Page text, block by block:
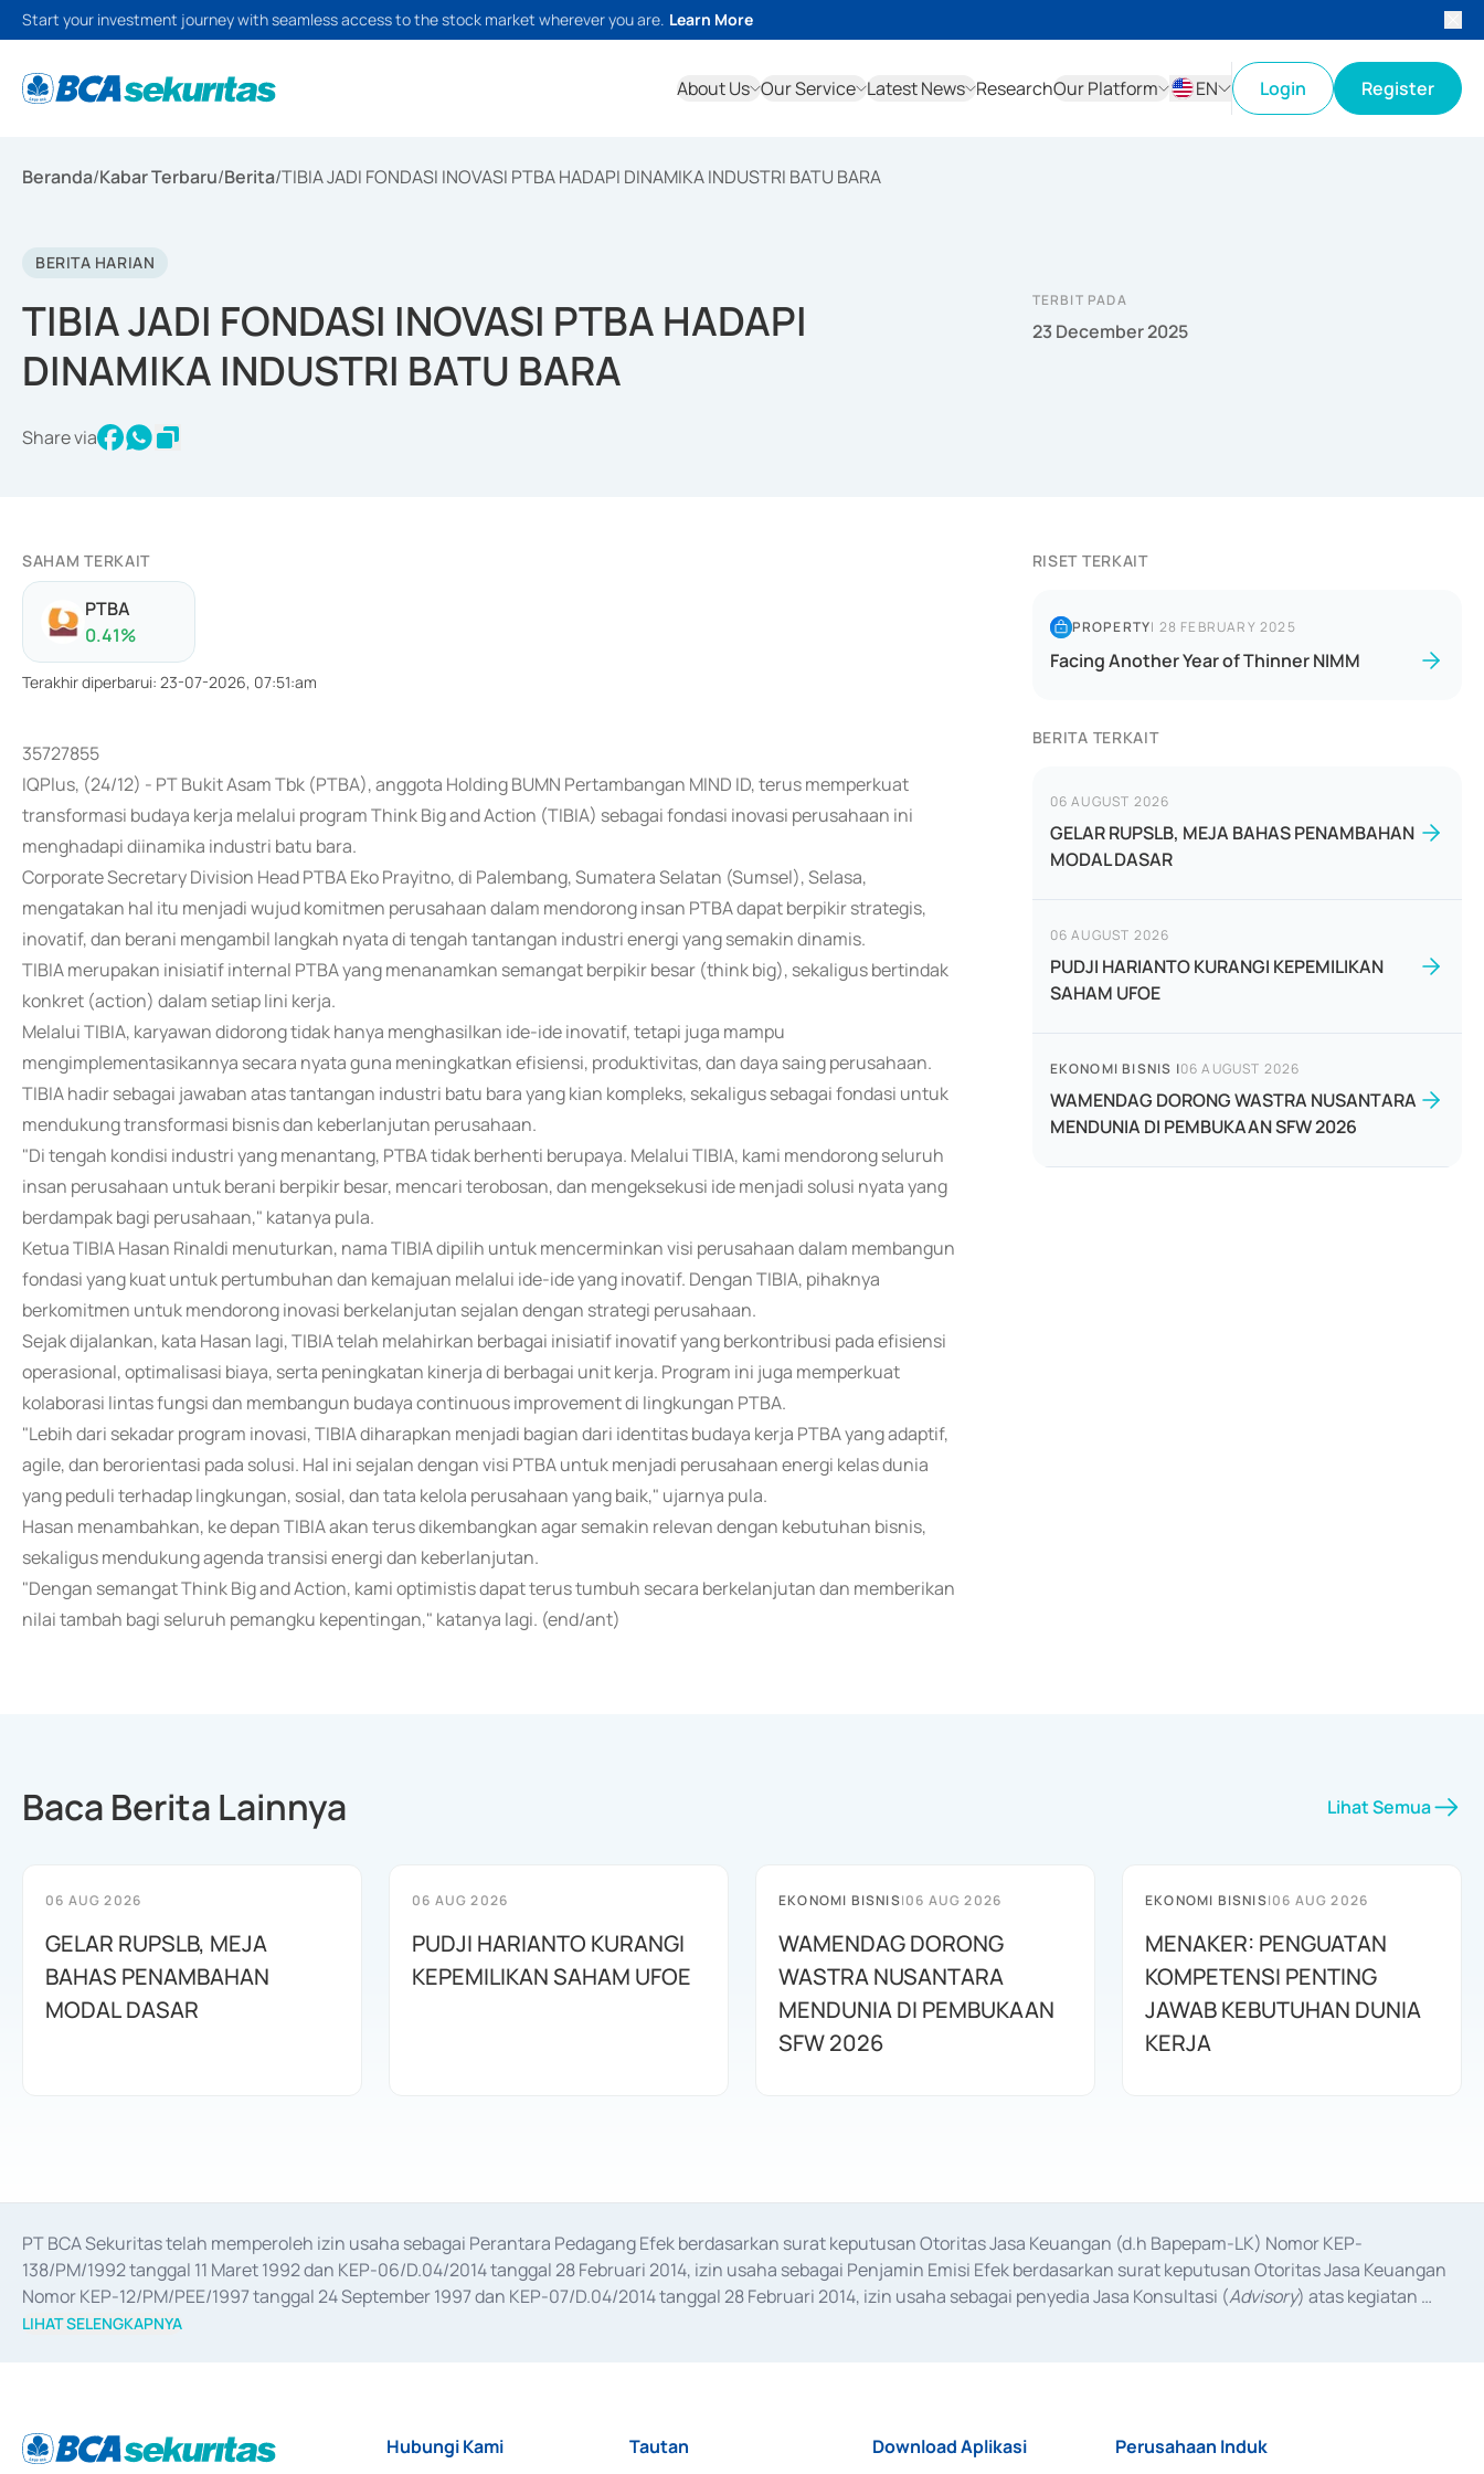
Start your investment journey with seamless access to the stock market wherever you are. Learn More
About Us Our Service Latest News ResearchOur Platform
EN
Login Register
Beranda/Kabar Terbaru/Berita/TIBIA JADI FONDASI INOVASI PTBA HADAPI DINAMIKA INDUSTRI BATU BARA
BERITA HARIAN
TIBIA JADI FONDASI INOVASI PTBA HADAPI
DINAMIKA INDUSTRI BATU BARA
Share via
TERBIT PADA
23 December 2025
SAHAM TERKAIT
PTBA
0.41%
Terakhir diperbarui: 23-07-2026, 07:51:am
35727855
IQPlus, (24/12) - PT Bukit Asam Tbk (PTBA), anggota Holding BUMN Pertambangan MIND ID, terus memperkuat
transformasi budaya kerja melalui program Think Big and Action (TIBIA) sebagai fondasi inovasi perusahaan ini
menghadapi diinamika industri batu bara.
Corporate Secretary Division Head PTBA Eko Prayitno, di Palembang, Sumatera Selatan (Sumsel), Selasa,
mengatakan hal itu menjadi wujud komitmen perusahaan dalam mendorong insan PTBA dapat berpikir strategis,
inovatif, dan berani mengambil langkah nyata di tengah tantangan industri energi yang semakin dinamis.
TIBIA merupakan inisiatif internal PTBA yang menanamkan semangat berpikir besar (think big), sekaligus bertindak
konkret (action) dalam setiap lini kerja.
Melalui TIBIA, karyawan didorong tidak hanya menghasilkan ide-ide inovatif, tetapi juga mampu
mengimplementasikannya secara nyata guna meningkatkan efisiensi, produktivitas, dan daya saing perusahaan.
TIBIA hadir sebagai jawaban atas tantangan industri batu bara yang kian kompleks, sekaligus sebagai fondasi untuk
mendukung transformasi bisnis dan keberlanjutan perusahaan.
"Di tengah kondisi industri yang menantang, PTBA tidak berhenti berupaya. Melalui TIBIA, kami mendorong seluruh
insan perusahaan untuk berani berpikir besar, mencari terobosan, dan mengeksekusi ide menjadi solusi nyata yang
berdampak bagi perusahaan," katanya pula.
Ketua TIBIA Hasan Rinaldi menuturkan, nama TIBIA dipilih untuk mencerminkan visi perusahaan dalam membangun
fondasi yang kuat untuk pertumbuhan dan kemajuan melalui ide-ide yang inovatif. Dengan TIBIA, pihaknya
berkomitmen untuk mendorong inovasi berkelanjutan sejalan dengan strategi perusahaan.
Sejak dijalankan, kata Hasan lagi, TIBIA telah melahirkan berbagai inisiatif inovatif yang berkontribusi pada efisiensi
operasional, optimalisasi biaya, serta peningkatan kinerja di berbagai unit kerja. Program ini juga memperkuat
kolaborasi lintas fungsi dan membangun budaya continuous improvement di lingkungan PTBA.
"Lebih dari sekadar program inovasi, TIBIA diharapkan menjadi bagian dari identitas budaya kerja PTBA yang adaptif,
agile, dan berorientasi pada solusi. Hal ini sejalan dengan visi PTBA untuk menjadi perusahaan energi kelas dunia
yang peduli terhadap lingkungan, sosial, dan tata kelola perusahaan yang baik," ujarnya pula.
Hasan menambahkan, ke depan TIBIA akan terus dikembangkan agar semakin relevan dengan kebutuhan bisnis,
sekaligus mendukung agenda transisi energi dan keberlanjutan.
"Dengan semangat Think Big and Action, kami optimistis dapat terus tumbuh secara berkelanjutan dan memberikan
nilai tambah bagi seluruh pemangku kepentingan," katanya lagi. (end/ant)
RISET TERKAIT
PROPERTY| 28 FEBRUARY 2025
Facing Another Year of Thinner NIMM
BERITA TERKAIT
06 AUGUST 2026
GELAR RUPSLB, MEJA BAHAS PENAMBAHAN
MODAL DASAR
06 AUGUST 2026
PUDJI HARIANTO KURANGI KEPEMILIKAN
SAHAM UFOE
EKONOMI BISNIS |06 AUGUST 2026
WAMENDAG DORONG WASTRA NUSANTARA
MENDUNIA DI PEMBUKAAN SFW 2026
Baca Berita Lainnya Lihat Semua
06 AUG 2026
GELAR RUPSLB, MEJA
BAHAS PENAMBAHAN
MODAL DASAR
06 AUG 2026
PUDJI HARIANTO KURANGI
KEPEMILIKAN SAHAM UFOE
EKONOMI BISNIS|06 AUG 2026
WAMENDAG DORONG
WASTRA NUSANTARA
MENDUNIA DI PEMBUKAAN
SFW 2026
EKONOMI BISNIS|06 AUG 2026
MENAKER: PENGUATAN
KOMPETENSI PENTING
JAWAB KEBUTUHAN DUNIA
KERJA
PT BCA Sekuritas telah memperoleh izin usaha sebagai Perantara Pedagang Efek berdasarkan surat keputusan Otoritas Jasa Keuangan (d.h Bapepam-LK) Nomor KEP-
138/PM/1992 tanggal 11 Maret 1992 dan KEP-06/D.04/2014 tanggal 28 Februari 2014, izin usaha sebagai Penjamin Emisi Efek berdasarkan surat keputusan Otoritas Jasa Keuangan
Nomor KEP-12/PM/PEE/1997 tanggal 24 September 1997 dan KEP-07/D.04/2014 tanggal 28 Februari 2014, izin usaha sebagai penyedia Jasa Konsultasi (Advisory) atas kegiatan
merger, akuisisi, divestasi, dan
LIHAT SELENGKAPNYA
Hubungi Kami Tautan Download Aplikasi Perusahaan Induk